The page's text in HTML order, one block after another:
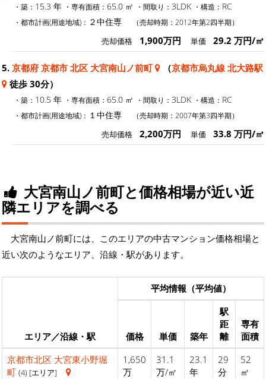
・築： 15.3 年 ・専有面積： 65.0 ㎡ ・間取り： 3LDK ・構造： RC
・都市計画(用途地域)： ２中住専 （売却時期：2012年第2四半期）
売却価格 1,900万円 単価 29.2 万円/㎡
5. 京都府 京都市 北区 大宮南山ノ前町 （京都市烏丸線 北大路駅
徒歩 30分）
・築： 10.5 年 ・専有面積： 65.0 ㎡ ・間取り： 3LDK ・構造： RC
・都市計画(用途地域)： １中住専 （売却時期：2007年第3四半期）
売却価格 2,200万円 単価 33.8 万円/㎡
大宮南山ノ前町と価格相場が近い近
隣エリアを調べる
大宮南山ノ前町には、このエリアの中古マンション価格相場と
近い次のようなエリア、沿線・駅があります。
エリア／沿線・駅
平均情報（平均値）
価格 単価 築年
駅
距
離
専有
面積
京都市北区 大宮東小野堀
町 (4) [エリア]
1,650
万
31.1
万/㎡
23.1
年
29
分
52
㎡